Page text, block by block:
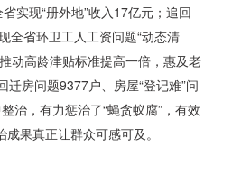
实现“册外地”收入17亿元；追回
全省环卫工人工资问题“动态清
动高龄津贴标准提高一倍，惠及老
迁房问题9377户、房屋“登记难”问
，有力惩治了“蝇贪蚁腐”，有效
果真正让群众可感可及。